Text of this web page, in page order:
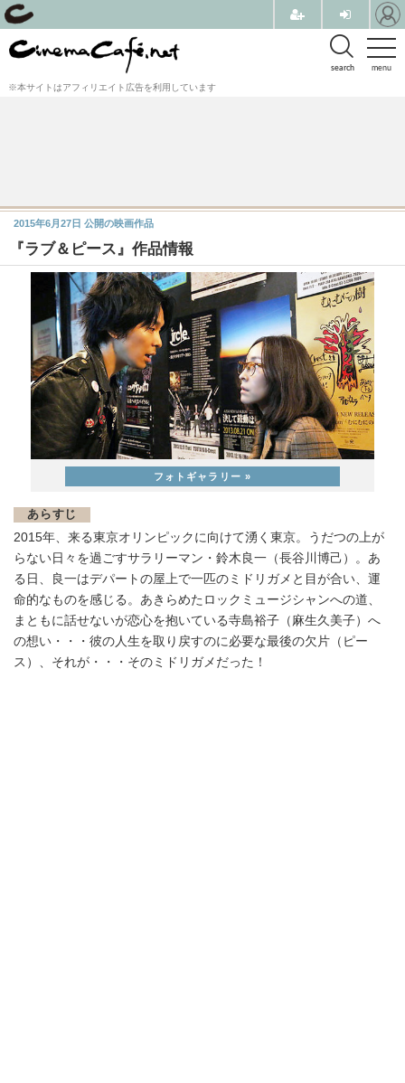
menu
search
※本サイトはアフィリエイト広告を利用しています
『ラブ＆ピース』作品情報
2015年6月27日 公開の映画作品
あらすじ
2015年、来る東京オリンピックに向けて湧く東京。うだつの上が
らない日々を過ごすサラリーマン・鈴木良一（長谷川博己）。あ
る日、良一はデパートの屋上で一匹のミドリガメと目が合い、運
命的なものを感じる。あきらめたロックミュージシャンへの道、
まともに話せないが恋心を抱いている寺島裕子（麻生久美子）へ
の想い・・・彼の人生を取り戻すのに必要な最後の欠片（ピー
ス）、それが・・・そのミドリガメだった！